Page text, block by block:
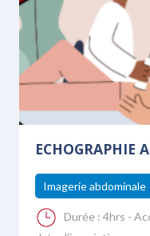
ECHOGRAPHIE
Imagerie abdominale
Durée : 4hrs -